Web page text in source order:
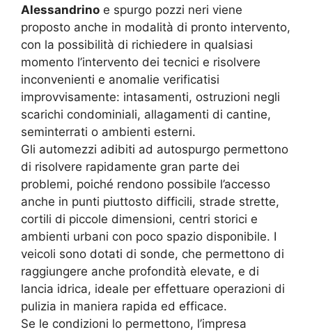
Alessandrino e spurgo pozzi neri viene
proposto anche in modalità di pronto intervento,
con la possibilità di richiedere in qualsiasi
momento l’intervento dei tecnici e risolvere
inconvenienti e anomalie verificatisi
improvvisamente: intasamenti, ostruzioni negli
scarichi condominiali, allagamenti di cantine,
seminterrati o ambienti esterni.
Gli automezzi adibiti ad autospurgo permettono
di risolvere rapidamente gran parte dei
problemi, poiché rendono possibile l’accesso
anche in punti piuttosto difficili, strade strette,
cortili di piccole dimensioni, centri storici e
ambienti urbani con poco spazio disponibile. I
veicoli sono dotati di sonde, che permettono di
raggiungere anche profondità elevate, e di
lancia idrica, ideale per effettuare operazioni di
pulizia in maniera rapida ed efficace.
Se le condizioni lo permettono, l’impresa